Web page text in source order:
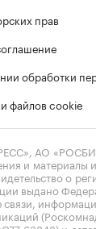
прав
обработки
файлов cookie
АО
и материалы
о
выдано
связи,